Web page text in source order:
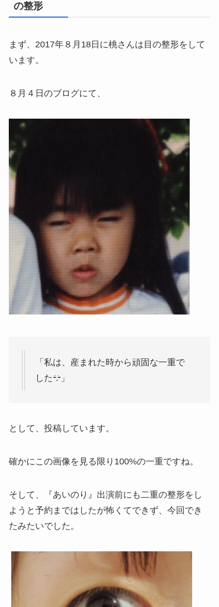
の整形
まず、2017年８月18日に桃さんは目の整形をして
います。
８月４日のブログにて、
「 私は、産まれた時から頑固な一重で
した
」
として、投稿しています。
確かにこの画像を見る限り100%の一重ですね。
そして、『あいのり』出演前にも二重の整形をし
ようと予約まではしたが怖くてできず、今回でき
たみたいでした。